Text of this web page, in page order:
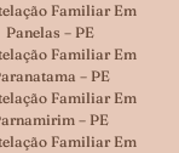
Familiar Em
Panelas – PE
Familiar Em
– PE
Familiar Em
– PE
Familiar Em